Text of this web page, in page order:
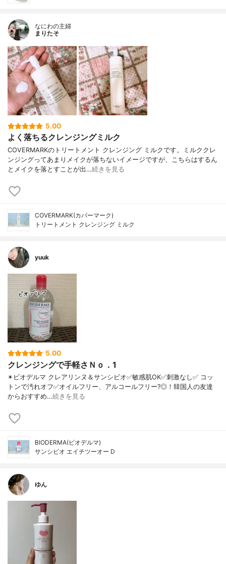
なにわの主婦
まりたそ
5.00
よく落ちるクレンジングミルク
COVERMARKのトリートメント クレンジング ミルクです。ミルククレ
ンジングってあまりメイクが落ちないイメージですが、こちらはするん
とメイクを落とすことが出…続きを見る
COVERMARK(カバーマーク)
トリートメント クレンジング ミルク
yuuk
5.00
クレンジングで手軽さＮｏ．1
✴ビオデルマ クレアリンヌ＆サンシビオ ✅敏感肌OK ✅刺激なし ✅ コッ
トンで汚れオフ ✅オイルフリー、アルコールフリー?◎！ 韓国人の友達
からおすすめ…続きを見る
BIODERMA(ビオデルマ)
サンシビオ エイチツーオー D
ゆん